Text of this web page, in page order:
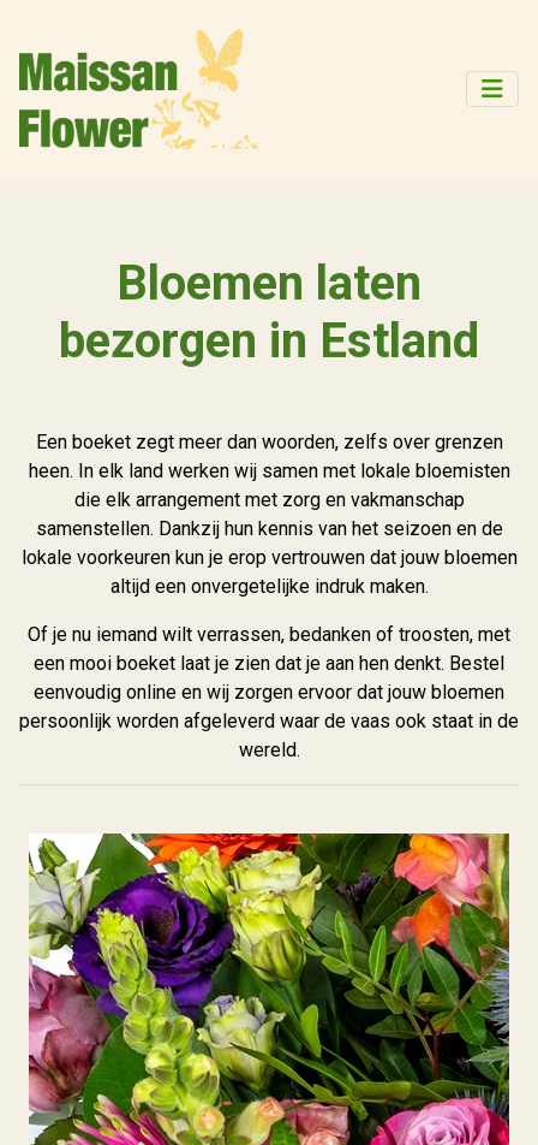
Bloemen laten
bezorgen in Estland
Een boeket zegt meer dan woorden, zelfs over grenzen
heen. In elk land werken wij samen met lokale bloemisten
die elk arrangement met zorg en vakmanschap
samenstellen. Dankzij hun kennis van het seizoen en de
lokale voorkeuren kun je erop vertrouwen dat jouw bloemen
altijd een onvergetelijke indruk maken.
Of je nu iemand wilt verrassen, bedanken of troosten, met
een mooi boeket laat je zien dat je aan hen denkt. Bestel
eenvoudig online en wij zorgen ervoor dat jouw bloemen
persoonlijk worden afgeleverd waar de vaas ook staat in de
wereld.